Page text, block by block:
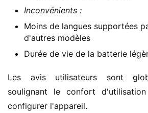
Inconvénients :
Moins de langues supportées
d'autres modèles
Durée de vie de la batterie
Les avis utilisateurs sont
soulignant le confort
configurer l'appareil.